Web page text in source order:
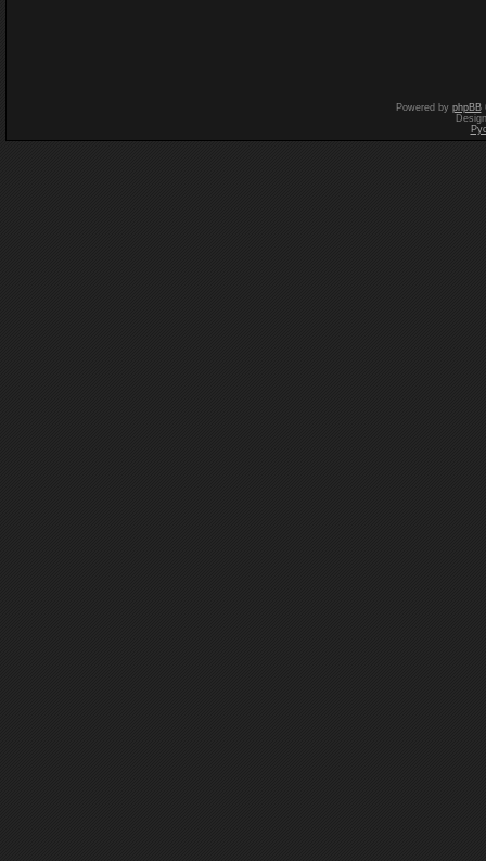
Powered by phpBB